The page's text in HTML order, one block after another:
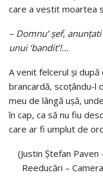
care a vestit moartea
– Domnu’ şef,
unui ‘bandit’!…
A venit felcerul şi
brancardă, scoţându-l
meu de lângă uşă,
în cap, ca să nu fiu
care ar fi umplut de
(Justin Ştefan
Reeducări –